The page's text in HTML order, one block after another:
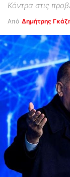
Κόντρα στις
Από Δημήτρης